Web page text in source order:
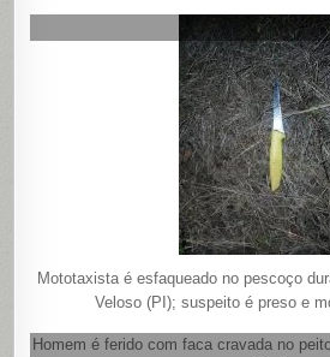
Mototaxista é esfaqueado no pescoço
Veloso (PI); suspeito é preso e
Homem é ferido com faca cravada no